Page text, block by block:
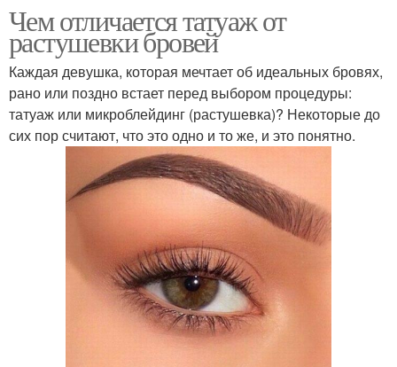
Чем отличается татуаж от
растушевки бровей
Каждая девушка, которая мечтает об идеальных бровях,
рано или поздно встает перед выбором процедуры:
татуаж или микроблейдинг (растушевка)? Некоторые до
сих пор считают, что это одно и то же, и это понятно.